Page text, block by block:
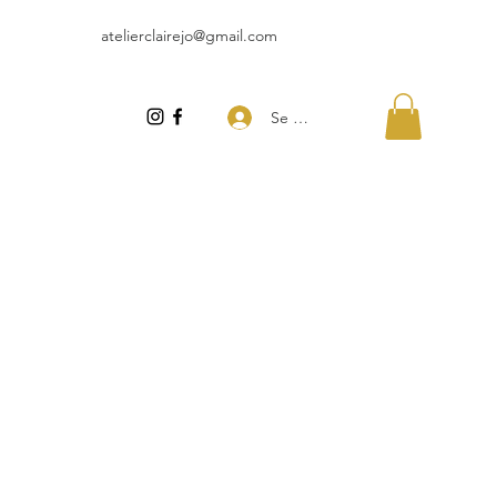
atelierclairejo@gmail.com
Se connecter